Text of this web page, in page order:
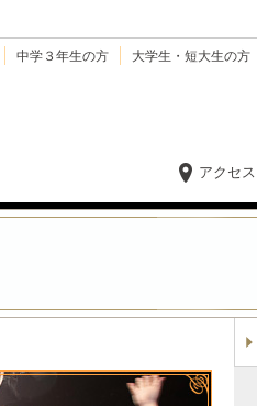
中学３年生の方 大学生・短大生の方
アクセス